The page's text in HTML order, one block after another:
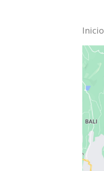
Inicio